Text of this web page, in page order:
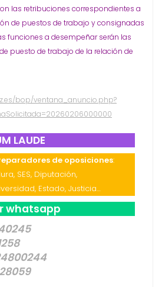
las retribuciones correspondientes a
de puestos de trabajo y consignadas
funciones a desempeñar serán las
puesto de trabajo de la relación de
bop/ventana_anuncio.php?
LAUDE
de oposiciones:
SES, Diputación,
Estado, Justicia…
whatsapp